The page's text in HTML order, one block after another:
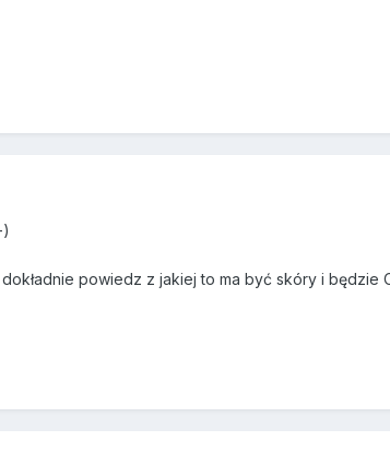
powiedz z jakiej to ma być skóry i będzie